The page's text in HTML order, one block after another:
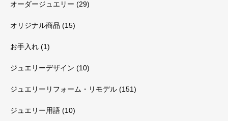
オーダージュエリー (29)
オリジナル商品 (15)
お手入れ (1)
ジュエリーデザイン (10)
ジュエリーリフォーム・リモデル (151)
ジュエリー用語 (10)